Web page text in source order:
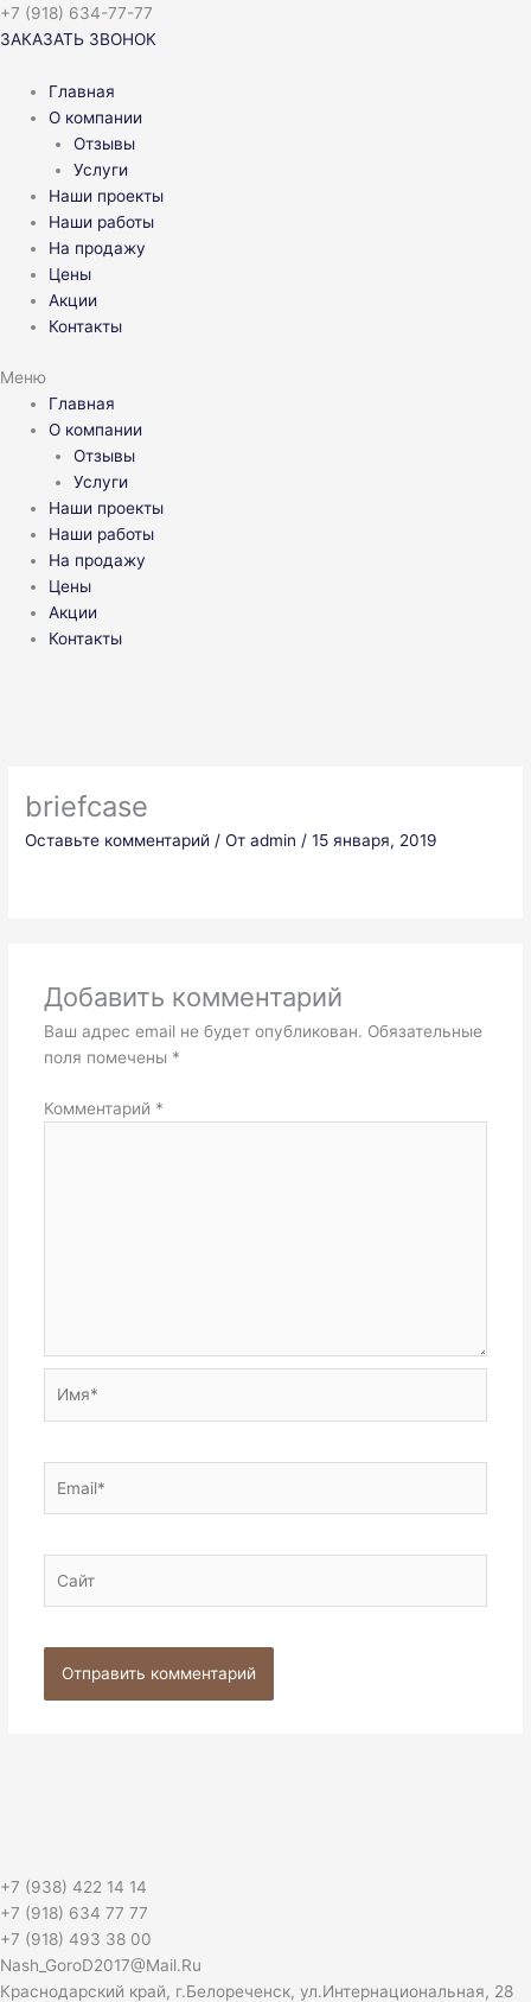
Перейти
к
+7 (918) 634-77-77
ЗАКАЗАТЬ ЗВОНОК
Главная
О компании
Отзывы
Услуги
Наши проекты
Наши работы
На продажу
Цены
Акции
Контакты
Меню
Главная
О компании
Отзывы
Услуги
Наши проекты
Наши работы
На продажу
Цены
Акции
Контакты
briefcase
Оставьте комментарий / Отadmin /15 января, 2019
Добавить комментарий
Ваш адрес email не будет опубликован. Обязательные
поля помечены *
Комментарий *
+7 (938) 422 14 14
+7 (918) 634 77 77
+7 (918) 493 38 00
Nash_GoroD2017@Mail.Ru
Краснодарский край, г.Белореченск, ул.Интернациональная, 28